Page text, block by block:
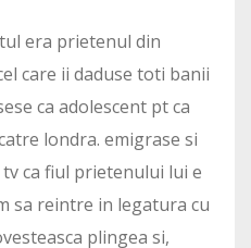
era prietenul din
care ii daduse toti banii
ca adolescent pt ca
londra. emigrase si
ca fiul prietenului lui e
sa reintre in legatura cu
plingea si,